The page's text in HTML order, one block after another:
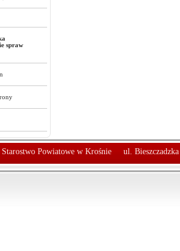
spraw
Starostwo Powiatowe w Krośnie ul.